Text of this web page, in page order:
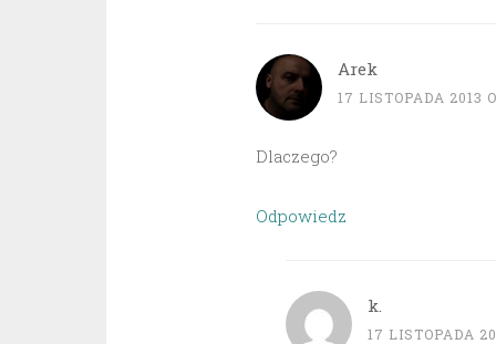
Arek
17 LISTOPADA 2013
Dlaczego?
Odpowiedz
k.
17 LISTOPADA